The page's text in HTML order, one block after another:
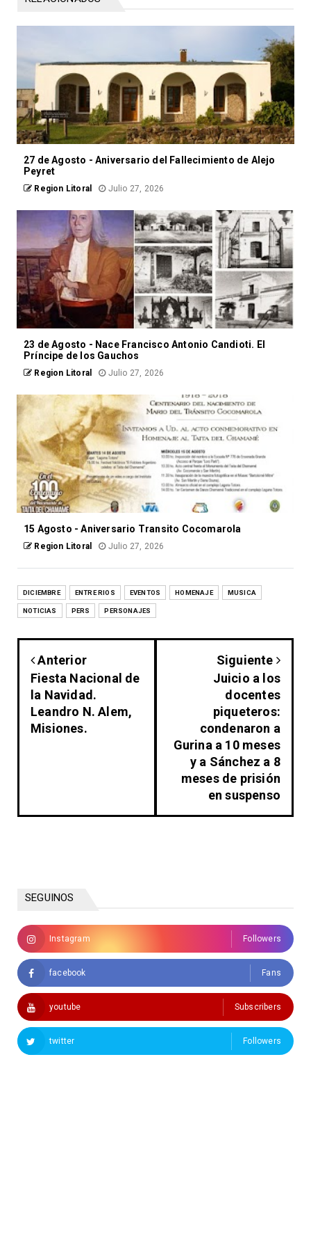
27 de Agosto - Aniversario del Fallecimiento de Alejo
Peyret
Region Litoral Julio 27, 2026
23 de Agosto - Nace Francisco Antonio Candioti. El
Príncipe de los Gauchos
Region Litoral Julio 27, 2026
15 Agosto - Aniversario Transito Cocomarola
Region Litoral Julio 27, 2026
DICIEMBRE ENTRE RIOS EVENTOS HOMENAJE MUSICA
NOTICIAS PERS PERSONAJES
Anterior
Fiesta Nacional de
la Navidad.
Leandro N. Alem,
Misiones.
Siguiente
Juicio a los
docentes
piqueteros:
condenaron a
Gurina a 10 meses
y a Sánchez a 8
meses de prisión
en suspenso
SEGUINOS
Instagram Followers
facebook Fans
youtube Subscribers
twitter Followers